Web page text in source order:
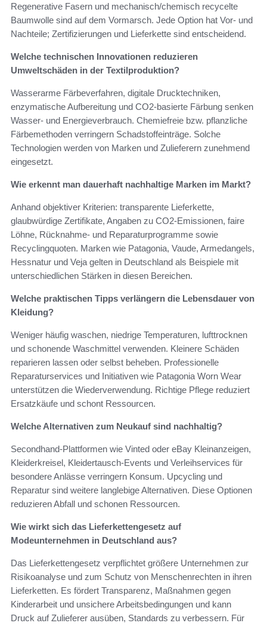
Regenerative Fasern und mechanisch/chemisch recycelte
Baumwolle sind auf dem Vormarsch. Jede Option hat Vor- und
Nachteile; Zertifizierungen und Lieferkette sind entscheidend.
Welche technischen Innovationen reduzieren
Umweltschäden in der Textilproduktion?
Wasserarme Färbeverfahren, digitale Drucktechniken,
enzymatische Aufbereitung und CO2-basierte Färbung senken
Wasser- und Energieverbrauch. Chemiefreie bzw. pflanzliche
Färbemethoden verringern Schadstoffeinträge. Solche
Technologien werden von Marken und Zulieferern zunehmend
eingesetzt.
Wie erkennt man dauerhaft nachhaltige Marken im Markt?
Anhand objektiver Kriterien: transparente Lieferkette,
glaubwürdige Zertifikate, Angaben zu CO2-Emissionen, faire
Löhne, Rücknahme- und Reparaturprogramme sowie
Recyclingquoten. Marken wie Patagonia, Vaude, Armedangels,
Hessnatur und Veja gelten in Deutschland als Beispiele mit
unterschiedlichen Stärken in diesen Bereichen.
Welche praktischen Tipps verlängern die Lebensdauer von
Kleidung?
Weniger häufig waschen, niedrige Temperaturen, lufttrocknen
und schonende Waschmittel verwenden. Kleinere Schäden
reparieren lassen oder selbst beheben. Professionelle
Reparaturservices und Initiativen wie Patagonia Worn Wear
unterstützen die Wiederverwendung. Richtige Pflege reduziert
Ersatzkäufe und schont Ressourcen.
Welche Alternativen zum Neukauf sind nachhaltig?
Secondhand-Plattformen wie Vinted oder eBay Kleinanzeigen,
Kleiderkreisel, Kleidertausch-Events und Verleihservices für
besondere Anlässe verringern Konsum. Upcycling und
Reparatur sind weitere langlebige Alternativen. Diese Optionen
reduzieren Abfall und schonen Ressourcen.
Wie wirkt sich das Lieferkettengesetz auf
Modeunternehmen in Deutschland aus?
Das Lieferkettengesetz verpflichtet größere Unternehmen zur
Risikoanalyse und zum Schutz von Menschenrechten in ihren
Lieferketten. Es fördert Transparenz, Maßnahmen gegen
Kinderarbeit und unsichere Arbeitsbedingungen und kann
Druck auf Zulieferer ausüben, Standards zu verbessern. Für